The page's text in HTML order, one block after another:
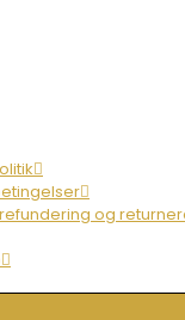
og